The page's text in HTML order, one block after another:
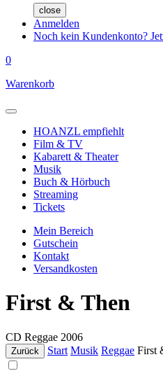
close
Anmelden
Noch kein Kundenkonto?
0
Warenkorb
HOANZL empfiehlt
Film & TV
Kabarett & Theater
Musik
Buch & Hörbuch
Streaming
Tickets
Mein Bereich
Gutschein
Kontakt
Versandkosten
First & Then
CD Reggae 2006
Zurück Start Musik Reggae First